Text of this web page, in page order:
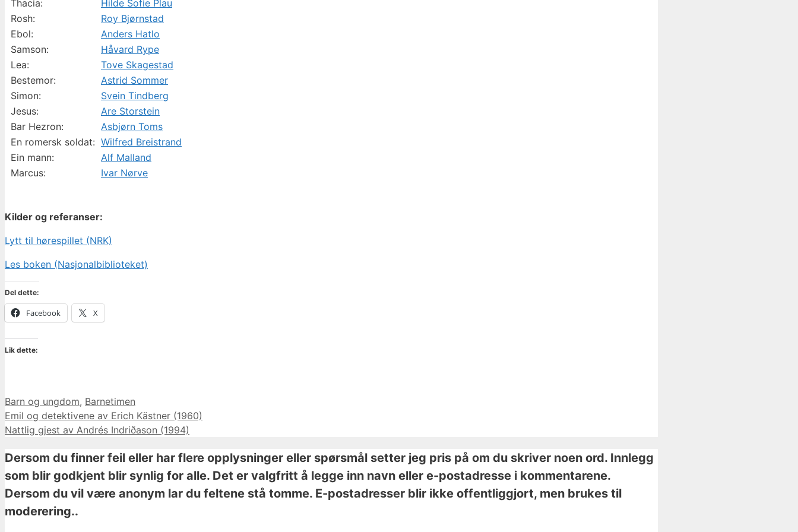
Thacia:
Hilde Sofie Plau
Rosh:
Roy Bjørnstad
Ebol:
Anders Hatlo
Samson:
Håvard Rype
Lea:
Tove Skagestad
Bestemor:
Astrid Sommer
Simon:
Svein Tindberg
Jesus:
Are Storstein
Bar Hezron:
Asbjørn Toms
En romersk soldat: Wilfred Breistrand
Ein mann:
Alf Malland
Marcus:
Ivar Nørve
Kilder og referanser:
Lytt til hørespillet (NRK)
Les boken (Nasjonalbiblioteket)
Del dette:
Facebook X
Lik dette:
Kategorier
Barn og ungdom, Barnetimen
Emil og detektivene av Erich Kästner (1960)
Nattlig gjest av Andrés Indriðason (1994)
Dersom du finner feil eller har flere opplysninger eller spørsmål setter jeg pris på om du skriver noen ord. Innlegg
som blir godkjent blir synlig for alle. Det er valgfritt å legge inn navn eller e-postadresse i kommentarene.
Dersom du vil være anonym lar du feltene stå tomme. E-postadresser blir ikke offentliggjort, men brukes til
moderering..